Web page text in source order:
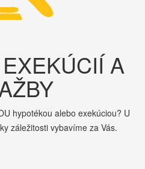
A
hypotékou alebo exekúciou? U
záležitosti vybavíme za Vás.